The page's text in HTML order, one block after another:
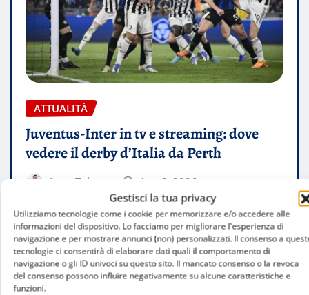
Gestisci la tua privacy
Utilizziamo tecnologie come i cookie per memorizzare e/o accedere alle
informazioni del dispositivo. Lo facciamo per migliorare l'esperienza di
navigazione e per mostrare annunci (non) personalizzati. Il consenso a
tecnologie ci consentirà di elaborare dati quali il comportamento di
navigazione o gli ID univoci su questo sito. Il mancato consenso o la revoca
del consenso possono influire negativamente su alcune caratteristiche e
funzioni.
ATTUALITÀ
Juventus-Inter in tv e streaming: dove
vedere il derby d’Italia da Perth
Luca Talotta Ago 6, 2026